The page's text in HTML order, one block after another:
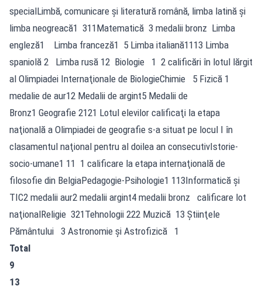
specialLimbă, comunicare şi literatură română, limba latină și
limba neogreacă1 311Matematică 3 medalii bronz Limba
engleză1 Limba franceză1 5 Limba italiană1113 Limba
spaniolă 2 Limba rusă 12 Biologie 1 2 calificări în lotul lărgit
al Olimpiadei Internaţionale de BiologieChimie 5 Fizică 1
medalie de aur12 Medalii de argint5 Medalii de
Bronz1 Geografie 2121 Lotul elevilor calificaţi la etapa
naţională a Olimpiadei de geografie s-a situat pe locul I în
clasamentul naţional pentru al doilea an consecutivIstorie-
socio-umane1 11 1 calificare la etapa internaţională de
filosofie din BelgiaPedagogie-Psihologie1 113Informatică şi
TIC2 medalii aur2 medalii argint4 medalii bronz calificare lot
naţionalReligie 321Tehnologii 222 Muzică 13 Ştiinţele
Pământului 3 Astronomie şi Astrofizică 1
Total
9
13